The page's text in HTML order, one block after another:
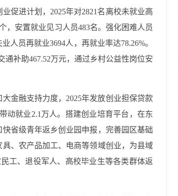
促进计划，2025年对2821名离校未就业高
，安置就业见习人员483名。强化困难人员
人员再就业3694人，再就业率达78.26%。
补助467.52万元，通过乡村公益性岗位安
金融支持力度，2025年发放创业担保贷款
动就业2.1万人。搭建创业培育平台，在东
省级青年返乡创业园申报，完善园区基础
、农产品加工、电商等领域创业，为县域
工、退役军人、高校毕业生等各类群体返